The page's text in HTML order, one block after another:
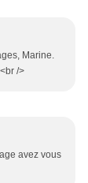
Marine.
/>
avez vous